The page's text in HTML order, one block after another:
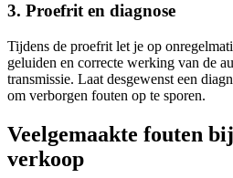
3. Proefrit en diagnose
Tijdens de proefrit let je op
geluiden en correcte werking van de
transmissie. Laat desgewenst een
om verborgen fouten op te sporen.
Veelgemaakte fouten
verkoop